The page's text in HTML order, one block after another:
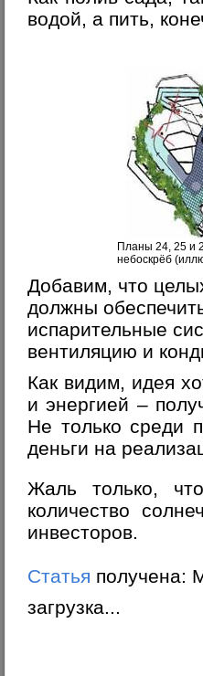
водой, а пить,
Планы 24, 25 и
небоскрёб
Добавим, что
должны
испарительные
вентиляцию и
Как видим, идея
и энергией –
Не только среди
деньги на
Жаль только,
количество
инвесторов.
Статья получена:
загрузка...